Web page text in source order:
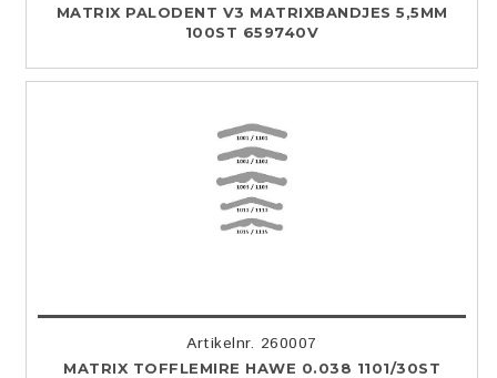
MATRIX PALODENT V3 MATRIXBANDJES 5,5MM
100ST 659740V
Artikelnr. 260007
MATRIX TOFFLEMIRE HAWE 0.038 1101/30ST